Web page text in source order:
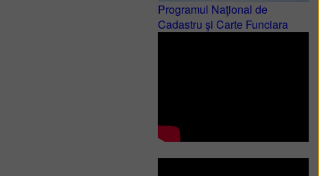
Programul Naţional de
Cadastru şi Carte Funciara